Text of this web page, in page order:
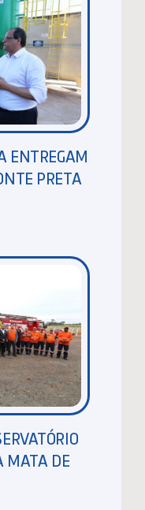
ENTREGAM
PRETA
MATA DE